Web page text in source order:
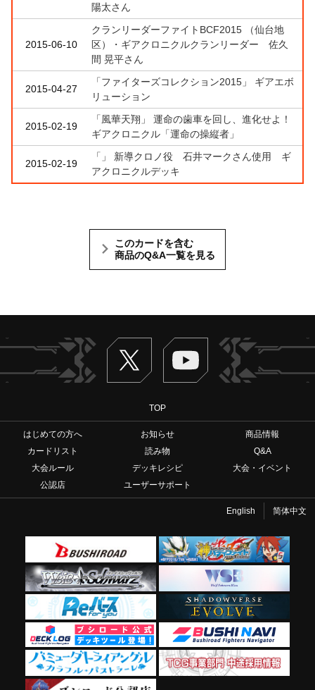
陽太さん
2015-06-10
クランリーダーファイトBCF2015 （仙台地
区）・ギアクロニクルクランリーダー 佐久
間 晃平さん
2015-04-27
「ファイターズコレクション2015」 ギアエボ
リューション
2015-02-19
「風華天翔」 運命の歯車を回し、進化せよ！
ギアクロニクル「運命の操縦者」
2015-02-19
「」 新導クロノ役 石井マークさん使用 ギ
アクロニクルデッキ
このカードを含む
商品のQ&A一覧を見る
Twitter ヴァンガードch
TOP
はじめての方へ お知らせ
商品情報
カードリスト
読み物
Q&A
大会ルール
デッキレシピ
大会・イベント
公認店
ユーザーサポート
English 简体中文